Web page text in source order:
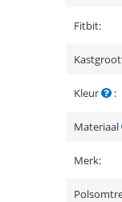
Fitbit:
Kleur :
Materiaal
Merk: